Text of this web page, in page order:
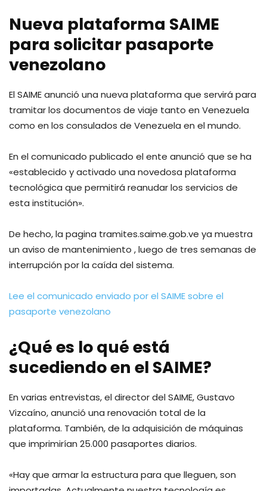
Nueva plataforma SAIME
para solicitar pasaporte
venezolano
El SAIME anunció una nueva plataforma que servirá para
tramitar los documentos de viaje tanto en Venezuela
como en los consulados de Venezuela en el mundo.
En el comunicado publicado el ente anunció que se ha
«establecido y activado una novedosa plataforma
tecnológica que permitirá reanudar los servicios de
esta institución».
De hecho, la pagina tramites.saime.gob.ve ya muestra
un aviso de mantenimiento , luego de tres semanas de
interrupción por la caída del sistema.
Lee el comunicado enviado por el SAIME sobre el
pasaporte venezolano
¿Qué es lo qué está
sucediendo en el SAIME?
En varias entrevistas, el director del SAIME, Gustavo
Vizcaíno, anunció una renovación total de la
plataforma. También, de la adquisición de máquinas
que imprimirían 25.000 pasaportes diarios.
«Hay que armar la estructura para que lleguen, son